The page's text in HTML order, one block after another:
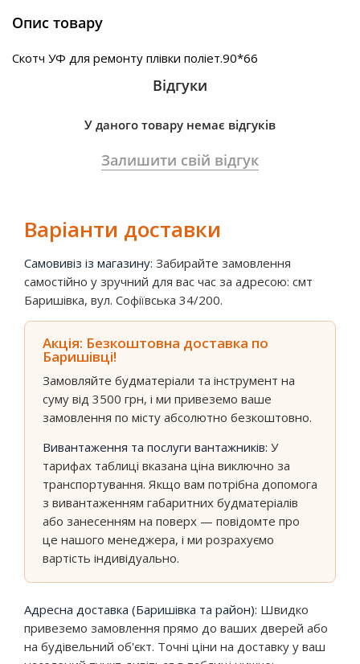
Опис товару
Скотч УФ для ремонту плівки поліет.90*66
Відгуки
У даного товару немає відгуків
Залишити свій відгук
Варіанти доставки
Самовивіз із магазину: Забирайте замовлення
самостійно у зручний для вас час за адресою: смт
Баришівка, вул. Софіївська 34/200.
Акція: Безкоштовна доставка по
Баришівці!
Замовляйте будматеріали та інструмент на
суму від 3500 грн, і ми привеземо ваше
замовлення по місту абсолютно безкоштовно.
Вивантаження та послуги вантажників: У
тарифах таблиці вказана ціна виключно за
транспортування. Якщо вам потрібна допомога
з вивантаженням габаритних будматеріалів
або занесенням на поверх — повідомте про
це нашого менеджера, і ми розрахуємо
вартість індивідуально.
Адресна доставка (Баришівка та район): Швидко
привеземо замовлення прямо до ваших дверей або
на будівельний об'єкт. Точні ціни на доставку у ваш